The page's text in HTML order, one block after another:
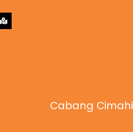
Cabang Cimahi